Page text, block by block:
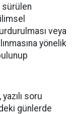
sürülen
veya
yönelik
soru
günlerde